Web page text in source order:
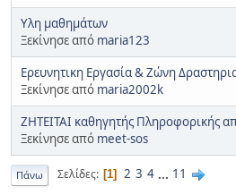
Υλη μαθημάτων
Ξεκίνησε από maria123
Ερευνητικη Εργασία & Ζώνη
Ξεκίνησε από maria2002k
ΖΗΤΕΙΤΑΙ καθηγητής Πληροφορικής
Ξεκίνησε από meet-sos
Πάνω Σελίδες 1 2 3 4 ... 11